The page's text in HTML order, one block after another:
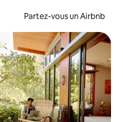
Partez-vous un Airbnb